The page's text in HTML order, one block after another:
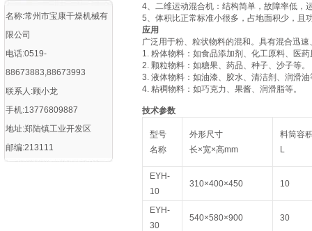
名称:常州市宝康干燥机械有
限公司
电话:0519-
88673883,88673993
联系人:顾小龙
手机:13776809887
地址:郑陆镇工业开发区
邮编:213111
4、二维运动混合机：结构简单，故障率低，
5、体积比正常标准小很多，占地面积少，且
应用
广泛用于粉、粒状物料的混和。具有混合迅
1. 粉体物料：如食品添加剂、化工原料、医
2. 颗粒物料：如糖果、药品、种子、沙子等。
3. 液体物料：如油漆、胶水、清洁剂、润滑油
4. 粘稠物料：如巧克力、果酱、润滑脂等。
技术参数
型号
名称
外形尺寸
长×宽×高mm
料筒容
L
EYH-
10
310×400×450 10
EYH-
30
540×580×900 30